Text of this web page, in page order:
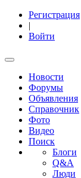
Регистрация
|
Войти
Новости
Форумы
Объявления
Справочник
Фото
Видео
Поиск
Блоги
Q&A
Люди